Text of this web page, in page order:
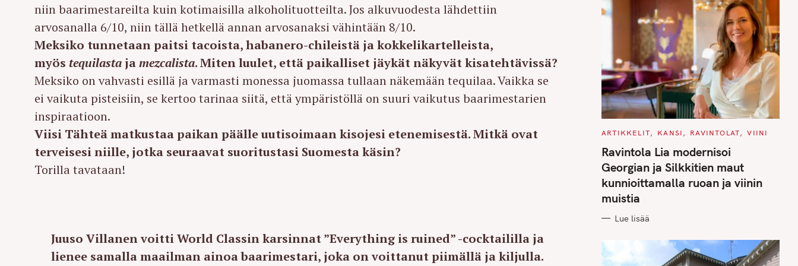
niin baarimestareilta kuin kotimaisilla alkoholituotteilta. Jos alkuvuodesta lähdettiin
arvosanalla 6/10, niin tällä hetkellä annan arvosanaksi vähintään 8/10.
Meksiko tunnetaan paitsi tacoista, habanero-chileistä ja kokkelikartelleista,
myös tequilasta jamezcalista. Miten luulet, että paikalliset jäykät näkyvät kisatehtävissä?
Meksiko on vahvasti esillä ja varmasti monessa juomassa tullaan näkemään tequilaa. Vaikka se
ei vaikuta pisteisiin, se kertoo tarinaa siitä, että ympäristöllä on suuri vaikutus baarimestarien
inspiraatioon.
Viisi Tähteä matkustaa paikan päälle uutisoimaan kisojesi etenemisestä. Mitkä ovat
terveisesi niille, jotka seuraavat suoritustasi Suomesta käsin?
Torilla tavataan!
Juuso Villanen voitti World Classin karsinnat ”Everything is ruined” -cocktaililla ja
lienee samalla maailman ainoa baarimestari, joka on voittanut piimällä ja kiljulla.
C
T
E
G
O
R
I
S
ARTIKKELIT KANSI RAVINTOLAT VIINI
Ravintola Lia modernisoi
Georgian ja Silkkitien maut
kunnioittamalla ruoan ja viinin
muistia
Lue lisää